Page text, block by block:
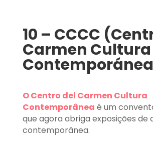
10 – CCCC
Carmen Cultura
O Centro del Carmen Cultura
Contemporânea é um
que agora abriga exposições de
contemporânea.